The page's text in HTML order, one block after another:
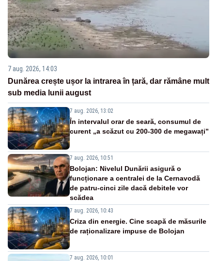
7 aug. 2026, 14:03
Dunărea crește ușor la intrarea în țară, dar rămâne mult
sub media lunii august
7 aug. 2026, 13:02
În intervalul orar de seară, consumul de
curent „a scăzut cu 200-300 de megawați”
7 aug. 2026, 10:51
Bolojan: Nivelul Dunării asigură o
funcționare a centralei de la Cernavodă
de patru-cinci zile dacă debitele vor
scădea
7 aug. 2026, 10:43
Criza din energie. Cine scapă de măsurile
de raționalizare impuse de Bolojan
7 aug. 2026, 10:01